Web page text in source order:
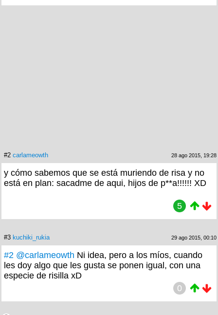
#2 carlameowth 28 ago 2015, 19:28
y cómo sabemos que se está muriendo de risa y no
está en plan: sacadme de aqui, hijos de p**a!!!!!! XD
5
#3 kuchiki_rukia 29 ago 2015, 00:10
#2 @carlameowth Ni idea, pero a los míos, cuando
les doy algo que les gusta se ponen igual, con una
especie de risilla xD
0